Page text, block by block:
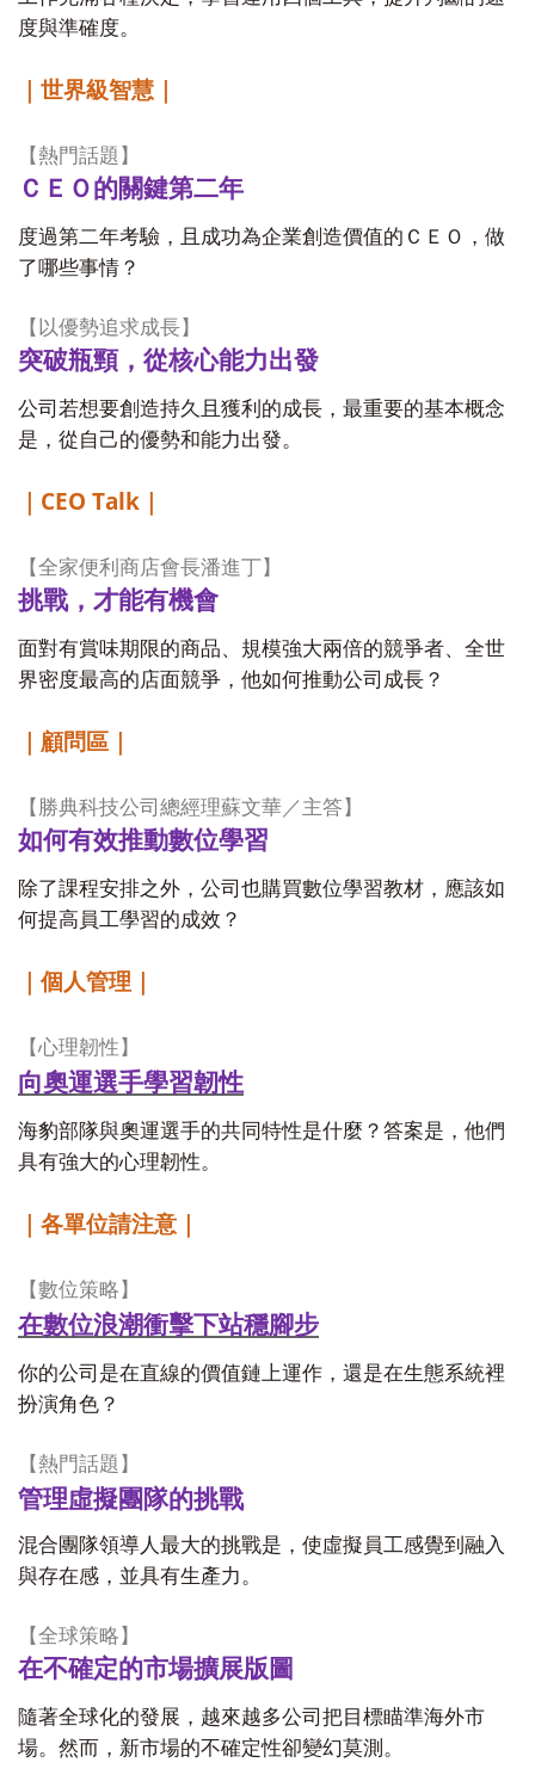
度與準確度。
｜世界級智慧｜
【熱門話題 】
ＣＥＯ的關鍵第二年
度過第二年考驗，且成功為企業創造價值的ＣＥＯ，做
了哪些事情？
【 以優勢追求成長】
突破瓶頸，從核心能力出發
公司若想要創造持久且獲利的成長，最重要的基本概念
是，從自己的優勢和能力出發。
CEO Talk
【全家便利商店會長潘進丁】
挑戰，才能有機會
面對有賞味期限的商品、規模強大兩倍的競爭者、全世
界密度最高的店面競爭，他如何推動公司成長？
｜顧問區｜
【 勝典科技公司總經理蘇文華／主答】
如何有效推動數位學習
除了課程安排之外，公司也購買數位學習教材，應該如
何提高員工學習的成效？
｜個人管理｜
【心理韌性 】
向奧運選手學習韌性
海豹部隊與奧運選手的共同特性是什麼？答案是，他們
具有強大的心理韌性。
｜各單位請注意｜
【數位策略 】
在數位浪潮衝擊下站穩腳步
你的公司是在直線的價值鏈上運作，還是在生態系統裡
扮演角色？
【熱門話題 】
管理虛擬團隊的挑戰
混合團隊領導人最大的挑戰是，使虛擬員工感覺到融入
與存在感，並具有生產力。
【全球策略 】
在不確定的市場擴展版圖
隨著全球化的發展，越來越多公司把目標瞄準海外市
場。然而，新市場的不確定性卻變幻莫測。